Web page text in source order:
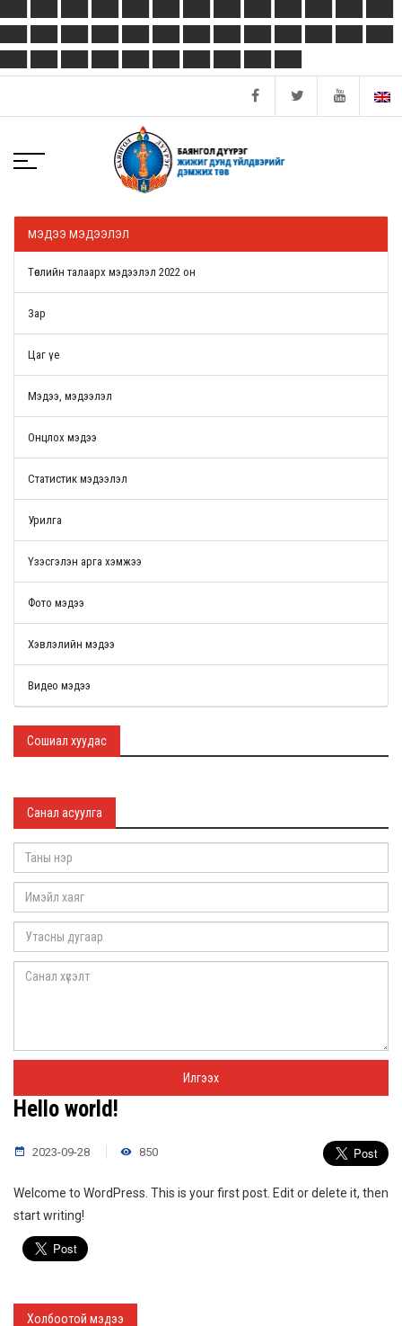
МЭДЭЭ МЭДЭЭЛЭЛ
Төслийн талаарх мэдээлэл 2022 он
Зар
Цаг үе
Мэдээ, мэдээлэл
Онцлох мэдээ
Статистик мэдээлэл
Урилга
Үзэсгэлэн арга хэмжээ
Фото мэдээ
Хэвлэлийн мэдээ
Видео мэдээ
Сошиал хуудас
Санал асуулга
Hello world!
2023-09-28 850
Welcome to WordPress. This is your first post. Edit or delete it, then
start writing!
Холбоотой мэдээ